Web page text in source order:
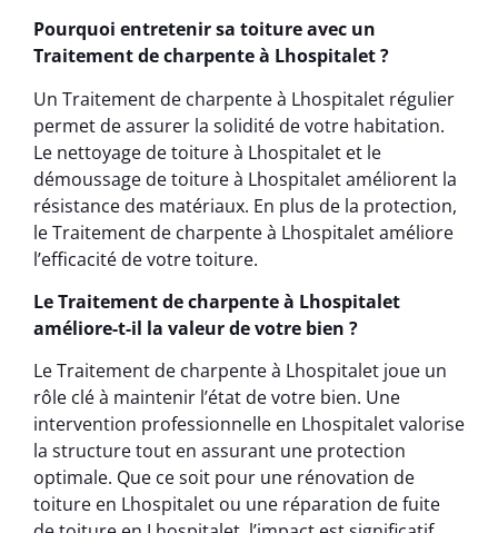
Pourquoi entretenir sa toiture avec un
Traitement de charpente à Lhospitalet ?
Un Traitement de charpente à Lhospitalet régulier
permet de assurer la solidité de votre habitation.
Le nettoyage de toiture à Lhospitalet et le
démoussage de toiture à Lhospitalet améliorent la
résistance des matériaux. En plus de la protection,
le Traitement de charpente à Lhospitalet améliore
l’efficacité de votre toiture.
Le Traitement de charpente à Lhospitalet
améliore-t-il la valeur de votre bien ?
Le Traitement de charpente à Lhospitalet joue un
rôle clé à maintenir l’état de votre bien. Une
intervention professionnelle en Lhospitalet valorise
la structure tout en assurant une protection
optimale. Que ce soit pour une rénovation de
toiture en Lhospitalet ou une réparation de fuite